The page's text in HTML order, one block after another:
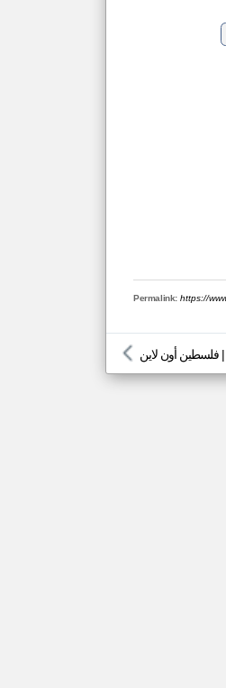
Permalink:
فلسطين أون لاين |